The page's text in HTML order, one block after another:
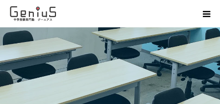
授業
志望校別特訓